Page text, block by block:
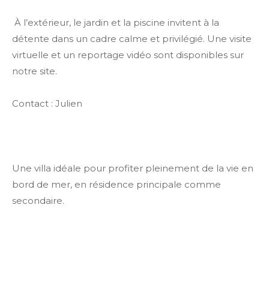
À l’extérieur, le jardin et la piscine invitent à la
détente dans un cadre calme et privilégié. Une visite
virtuelle et un reportage vidéo sont disponibles sur
notre site.
Contact : Julien
Une villa idéale pour profiter pleinement de la vie en
bord de mer, en résidence principale comme
secondaire.